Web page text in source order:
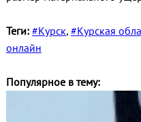
Теги: #Курск, #Курская
онлайн
Популярное в тему: